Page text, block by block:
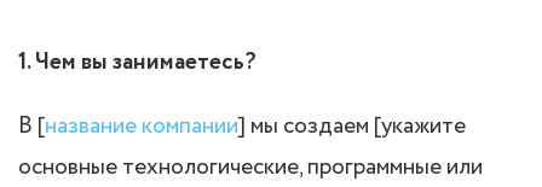
1. Чем вы занимаетесь?
В [название компании] мы создаем [укажите
основные технологические, программные или